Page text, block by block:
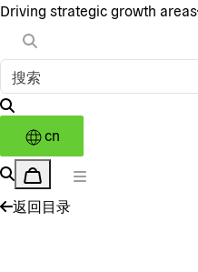
Driving strategic growth areas
cn
返回目录